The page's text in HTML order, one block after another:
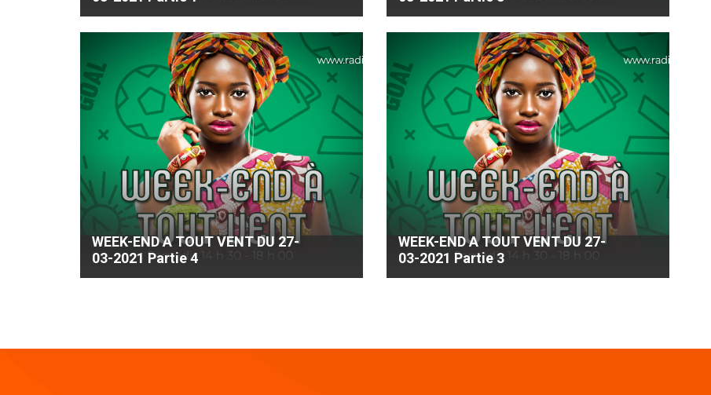
WEEK-END A TOUT VENT DU 27-
03-2021 Partie 4
WEEK-END A TOUT VENT DU 27-
03-2021 Partie 3